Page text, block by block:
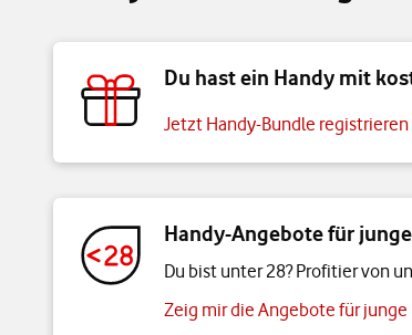
Du hast ein Handy mit
Jetzt Handy-Bundle registrieren
Handy-Angebote für
Du bist unter 28? Profitier von
Zeig mir die Angebote für junge